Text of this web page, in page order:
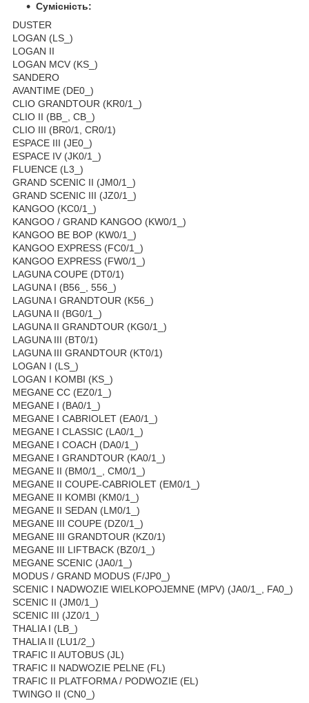
Сумісність:
DUSTER
LOGAN (LS_)
LOGAN II
LOGAN MCV (KS_)
SANDERO
AVANTIME (DE0_)
CLIO GRANDTOUR (KR0/1_)
CLIO II (BB_, CB_)
CLIO III (BR0/1, CR0/1)
ESPACE III (JE0_)
ESPACE IV (JK0/1_)
FLUENCE (L3_)
GRAND SCENIC II (JM0/1_)
GRAND SCENIC III (JZ0/1_)
KANGOO (KC0/1_)
KANGOO / GRAND KANGOO (KW0/1_)
KANGOO BE BOP (KW0/1_)
KANGOO EXPRESS (FC0/1_)
KANGOO EXPRESS (FW0/1_)
LAGUNA COUPE (DT0/1)
LAGUNA I (B56_, 556_)
LAGUNA I GRANDTOUR (K56_)
LAGUNA II (BG0/1_)
LAGUNA II GRANDTOUR (KG0/1_)
LAGUNA III (BT0/1)
LAGUNA III GRANDTOUR (KT0/1)
LOGAN I (LS_)
LOGAN I KOMBI (KS_)
MEGANE CC (EZ0/1_)
MEGANE I (BA0/1_)
MEGANE I CABRIOLET (EA0/1_)
MEGANE I CLASSIC (LA0/1_)
MEGANE I COACH (DA0/1_)
MEGANE I GRANDTOUR (KA0/1_)
MEGANE II (BM0/1_, CM0/1_)
MEGANE II COUPE-CABRIOLET (EM0/1_)
MEGANE II KOMBI (KM0/1_)
MEGANE II SEDAN (LM0/1_)
MEGANE III COUPE (DZ0/1_)
MEGANE III GRANDTOUR (KZ0/1)
MEGANE III LIFTBACK (BZ0/1_)
MEGANE SCENIC (JA0/1_)
MODUS / GRAND MODUS (F/JP0_)
SCENIC I NADWOZIE WIELKOPOJEMNE (MPV) (JA0/1_, FA0_)
SCENIC II (JM0/1_)
SCENIC III (JZ0/1_)
THALIA I (LB_)
THALIA II (LU1/2_)
TRAFIC II AUTOBUS (JL)
TRAFIC II NADWOZIE PELNE (FL)
TRAFIC II PLATFORMA / PODWOZIE (EL)
TWINGO II (CN0_)